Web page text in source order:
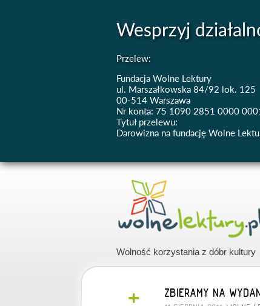
Wesprzyj
Przelew:
Fundacja Wolne Lektury
ul. Marszałkowska 84/92 lok. 125
00-514 Warszawa
Nr konta: 75 1090 2851 0000
Tytuł przelewu:
Darowizna na fundację Wolne
Wolność korzystania z dóbr kultury
+ ZBIERAMY NA